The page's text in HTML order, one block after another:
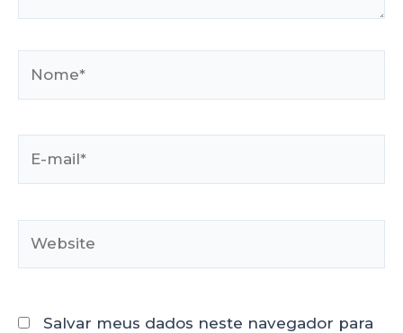
Salvar meus dados neste navegador para